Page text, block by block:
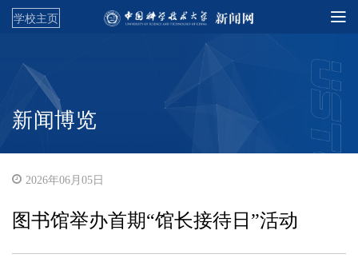
学校主页
新闻博览
2026年06月05日
图书馆举办首期“馆长接待日”活动